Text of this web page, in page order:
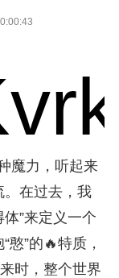
魔力，听起来
。在过去，我
”来定义一个
”的🔥特质，
时，整个世界